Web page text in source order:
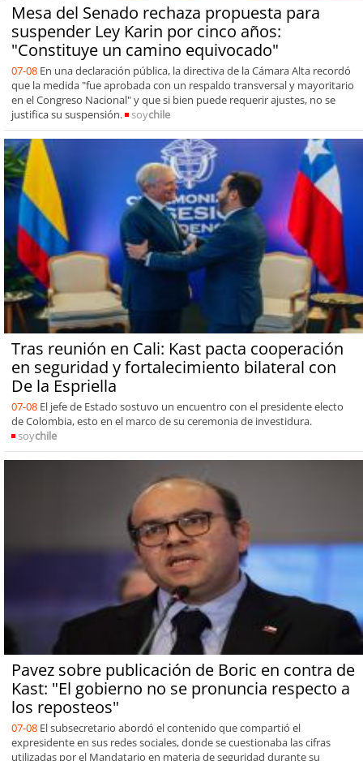
Mesa del Senado rechaza propuesta para
suspender Ley Karin por cinco años:
"Constituye un camino equivocado"
07-08 En una declaración pública, la directiva de la Cámara Alta recordó
que la medida "fue aprobada con un respaldo transversal y mayoritario
en el Congreso Nacional" y que si bien puede requerir ajustes, no se
justifica su suspensión.
soychile
Tras reunión en Cali: Kast pacta cooperación
en seguridad y fortalecimiento bilateral con
De la Espriella
07-08 El jefe de Estado sostuvo un encuentro con el presidente electo
de Colombia, esto en el marco de su ceremonia de investidura.
soychile
Pavez sobre publicación de Boric en contra de
Kast: "El gobierno no se pronuncia respecto a
los reposteos"
07-08 El subsecretario abordó el contenido que compartió el
expresidente en sus redes sociales, donde se cuestionaba las cifras
utilizadas por el Mandatario en materia de seguridad durante su